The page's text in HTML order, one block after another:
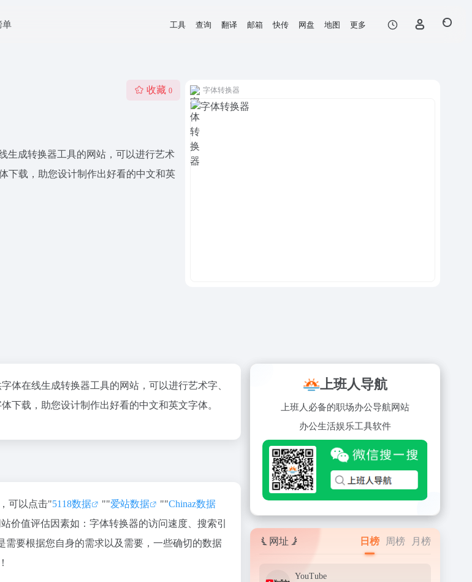
单 工具 查询 翻译 邮箱 快传 网盘 地图 更多
收藏 0
生成转换器工具的网站，可以进行艺术
下载，助您设计制作出好看的中文和英
字体转换器
体在线生成转换器工具的网站，可以进行艺术字、
下载，助您设计制作出好看的中文和英文字体。
可以点击"5118数据 ""爱站数据 ""Chinaz数据
价值评估因素如：字体转换器的访问速度、搜索引
要根据您自身的需求以及需要，一些确切的数据
上班人导航
上班人必备的职场办公导航网站
办公生活娱乐工具软件
网址 日榜 周榜 月榜
YouTube